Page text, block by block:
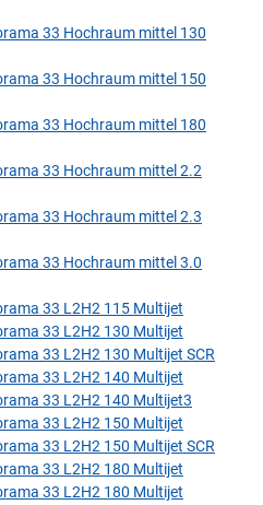
33 Hochraum mittel 130
33 Hochraum mittel 150
33 Hochraum mittel 180
33 Hochraum mittel 2.2
33 Hochraum mittel 2.3
33 Hochraum mittel 3.0
33 L2H2 115 Multijet
33 L2H2 130 Multijet
33 L2H2 130 Multijet SCR
33 L2H2 140 Multijet
33 L2H2 140 Multijet3
33 L2H2 150 Multijet
33 L2H2 150 Multijet SCR
33 L2H2 180 Multijet
33 L2H2 180 Multijet